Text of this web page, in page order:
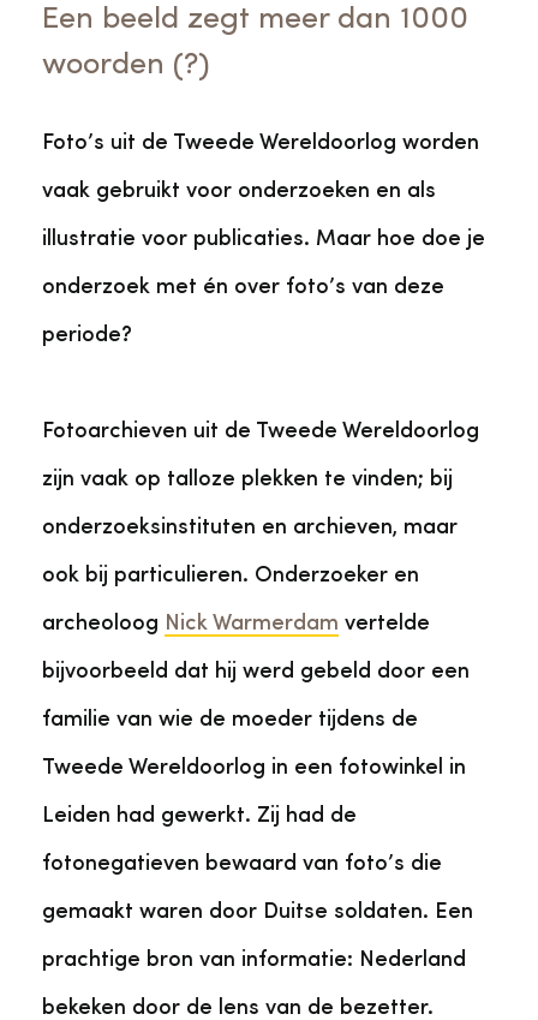
Een beeld zegt meer dan 1000
woorden (?)
Foto’s uit de Tweede Wereldoorlog worden
vaak gebruikt voor onderzoeken en als
illustratie voor publicaties. Maar hoe doe je
onderzoek met én over foto’s van deze
periode?
Fotoarchieven uit de Tweede Wereldoorlog
zijn vaak op talloze plekken te vinden; bij
onderzoeksinstituten en archieven, maar
ook bij particulieren. Onderzoeker en
archeoloog Nick Warmerdam vertelde
bijvoorbeeld dat hij werd gebeld door een
familie van wie de moeder tijdens de
Tweede Wereldoorlog in een fotowinkel in
Leiden had gewerkt. Zij had de
fotonegatieven bewaard van foto’s die
gemaakt waren door Duitse soldaten. Een
prachtige bron van informatie: Nederland
bekeken door de lens van de bezetter.